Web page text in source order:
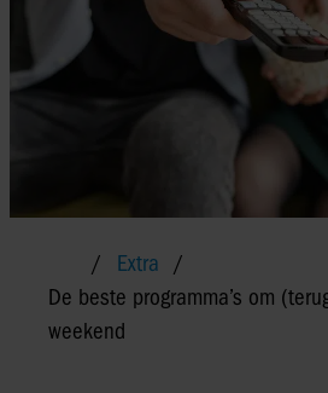
Extra
De beste programma’s om
weekend